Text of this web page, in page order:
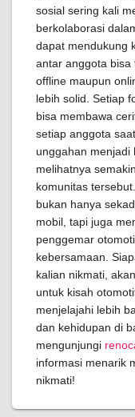
sosial sering kali
berkolaborasi
dapat mendukung
antar anggota bisa
offline maupun
lebih solid. Setiap
bisa membawa
setiap anggota
unggahan menjadi
melihatnya
komunitas
bukan hanya
mobil, tapi juga
penggemar
kebersamaan.
kalian nikmati,
untuk kisah
menjelajahi lebih
dan kehidupan di
mengunjungi
informasi menarik
nikmati!